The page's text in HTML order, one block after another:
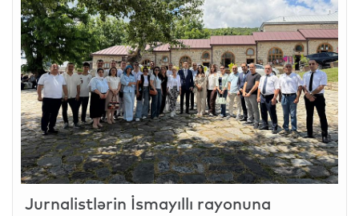
Jurnalistlərin İsmayıllı rayonuna